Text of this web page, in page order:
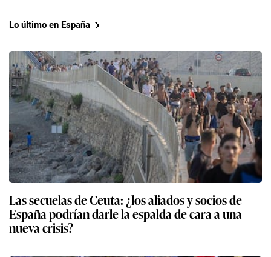
Lo último en España
Las secuelas de Ceuta: ¿los aliados y socios de
España podrían darle la espalda de cara a una
nueva crisis?